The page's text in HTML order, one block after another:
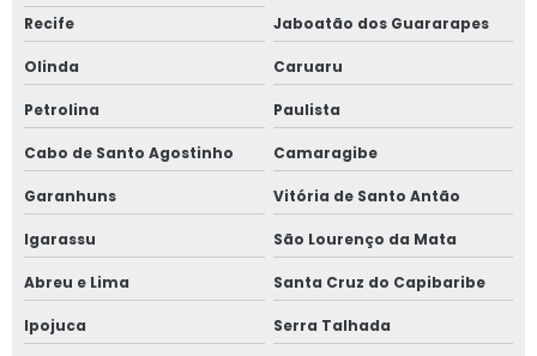
Recife
Jaboatão dos Guararapes
Olinda Caruaru
Petrolina Paulista
Cabo de Santo Agostinho Camaragibe
Garanhuns Vitória de Santo Antão
Igarassu São Lourenço da Mata
Abreu e Lima Santa Cruz do Capibaribe
Ipojuca Serra Talhada